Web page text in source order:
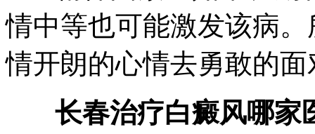
情中等也可能激发该病
情开朗的心情去勇敢的面
长春治疗白癜风哪家